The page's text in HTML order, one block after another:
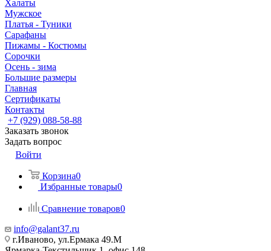
Халаты
Мужское
Платья - Туники
Сарафаны
Пижамы - Костюмы
Сорочки
Oсень - зима
Большие размеры
Главная
Сертификаты
Контакты
+7 (929) 088-58-88
Заказать звонок
Задать вопрос
Войти
Корзина0
Избранные товары0
Сравнение товаров0
info@galant37.ru
г.Иваново, ул.Ермака 49.M